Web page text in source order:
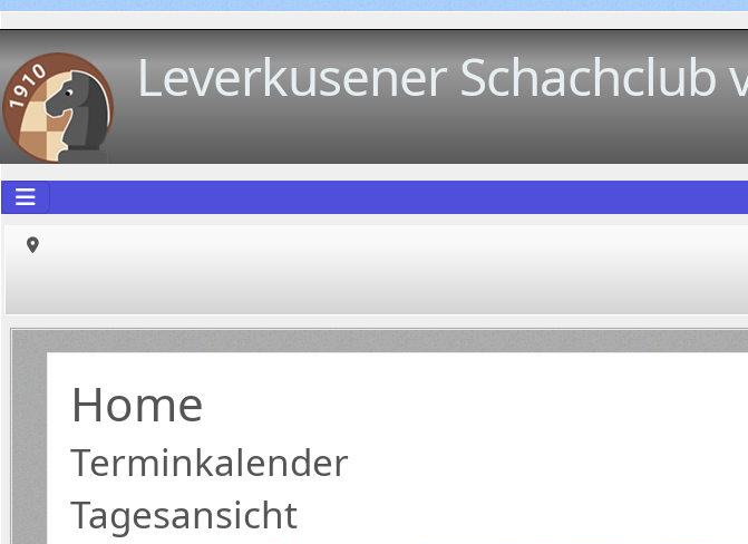
Leverkusener Schachclub
Home
Terminkalender
Tagesansicht